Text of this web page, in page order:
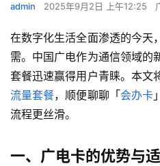
admin 2025年9月2日 上午12:25
在数字化生活全面渗透的今天
需。中国广电作为通信领域的
套餐迅速赢得用户青睐。本文
流量套餐，顺便聊聊「会办卡
流程更丝滑。
一、广电卡的优势与